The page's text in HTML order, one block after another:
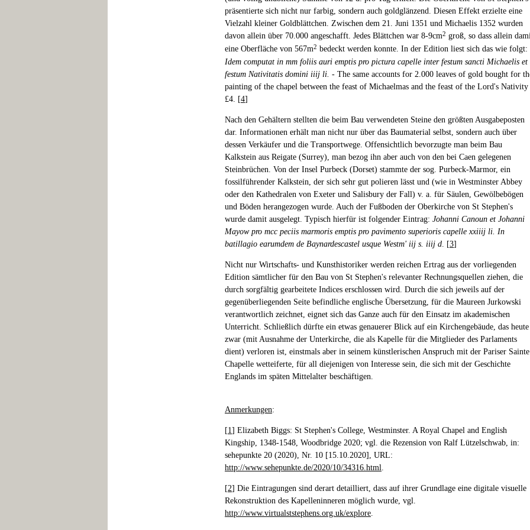
präsentierte sich nicht nur farbig, sondern auch goldglänzend. Diesen Effekt erzielte eine
Vielzahl kleiner Goldblättchen. Zwischen dem 21. Juni 1351 und Michaelis 1352 wurden
davon allein über 70.000 angeschafft. Jedes Blättchen war 8-9cm2 groß, so dass allein
eine Oberfläche von 567m2 bedeckt werden konnte. In der Edition liest sich das wie folgt:
Idem computat in mm foliis auri emptis pro pictura capelle inter festum sancti Michaelis et
festum Nativitatis domini iiij li. - The same accounts for 2.000 leaves of gold bought for
painting of the chapel between the feast of Michaelmas and the feast of the Lord's Nativity
£4. [4]
Nach den Gehältern stellten die beim Bau verwendeten Steine den größten Ausgabeposten
dar. Informationen erhält man nicht nur über das Baumaterial selbst, sondern auch über
dessen Verkäufer und die Transportwege. Offensichtlich bevorzugte man beim Bau
Kalkstein aus Reigate (Surrey), man bezog ihn aber auch von den bei Caen gelegenen
Steinbrüchen. Von der Insel Purbeck (Dorset) stammte der sog. Purbeck-Marmor, ein
fossilführender Kalkstein, der sich sehr gut polieren lässt und (wie in Westminster Abbey
oder den Kathedralen von Exeter und Salisbury der Fall) v. a. für Säulen, Gewölbebögen
und Böden herangezogen wurde. Auch der Fußboden der Oberkirche von St Stephen's
wurde damit ausgelegt. Typisch hierfür ist folgender Eintrag: Johanni Canoun et Johanni
Mayow pro mcc peciis marmoris emptis pro pavimento superioris capelle xxiiij li. In
batillagio earumdem de Baynardescastel usque Westm' iij s. iiij d. [3]
Nicht nur Wirtschafts- und Kunsthistoriker werden reichen Ertrag aus der vorliegenden
Edition sämtlicher für den Bau von St Stephen's relevanter Rechnungsquellen ziehen, die
durch sorgfältig gearbeitete Indices erschlossen wird. Durch die sich jeweils auf der
gegenüberliegenden Seite befindliche englische Übersetzung, für die Maureen Jurkowski
verantwortlich zeichnet, eignet sich das Ganze auch für den Einsatz im akademischen
Unterricht. Schließlich dürfte ein etwas genauerer Blick auf ein Kirchengebäude, das heute
zwar (mit Ausnahme der Unterkirche, die als Kapelle für die Mitglieder des Parlaments
dient) verloren ist, einstmals aber in seinem künstlerischen Anspruch mit der Pariser Sainte
Chapelle wetteiferte, für all diejenigen von Interesse sein, die sich mit der Geschichte
Englands im späten Mittelalter beschäftigen.
Anmerkungen:
[1] Elizabeth Biggs: St Stephen's College, Westminster. A Royal Chapel and English
Kingship, 1348-1548, Woodbridge 2020; vgl. die Rezension von Ralf Lützelschwab, in:
sehepunkte 20 (2020), Nr. 10 [15.10.2020], URL:
http://www.sehepunkte.de/2020/10/34316.html.
[2] Die Eintragungen sind derart detailliert, dass auf ihrer Grundlage eine digitale visuelle
Rekonstruktion des Kapelleninneren möglich wurde, vgl.
http://www.virtualststephens.org.uk/explore.